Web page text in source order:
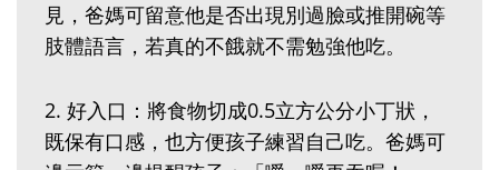
見，爸媽可留意他是否出現別過臉或推開碗等
肢體語言，若真的不餓就不需勉強他吃。
2. 好入口：將食物切成0.5立方公分小丁狀，
既保有口感，也方便孩子練習自己吃。爸媽可